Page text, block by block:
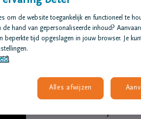
Vooruitdenken
Voor wie
rouw, niet voor
voelen zoals het
herinneringen. Onze
samen te bekijken
om de website toegankelijk en functioneel te
hand van gepersonaliseerde inhoud?
beperkte tijd opgeslagen in jouw browser. Je
Alles afwijzen